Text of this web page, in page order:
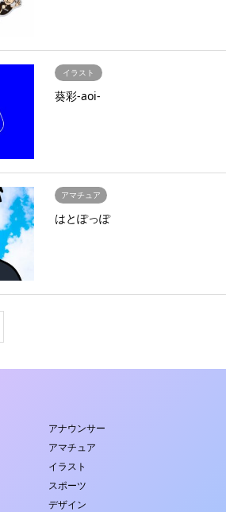
イラスト
葵彩-aoi-
アマチュア
はとぽっぽ
アナウンサー
アマチュア
イラスト
スポーツ
デザイン